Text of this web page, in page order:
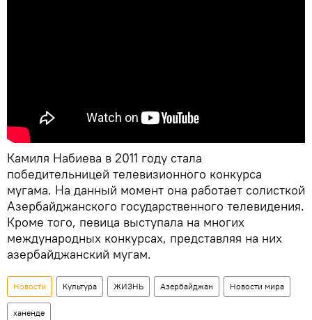
Камиля Набиева в 2011 году стала
победительницей телевизионного конкурса
мугама. На данный момент она работает солисткой
Азербайджанского государственного телевидения.
Кроме того, певица выступала на многих
международных конкурсах, представляя на них
азербайджанский мугам.
Новости Культура ЖИЗНЬ Азербайджан Новости мира
ханенде